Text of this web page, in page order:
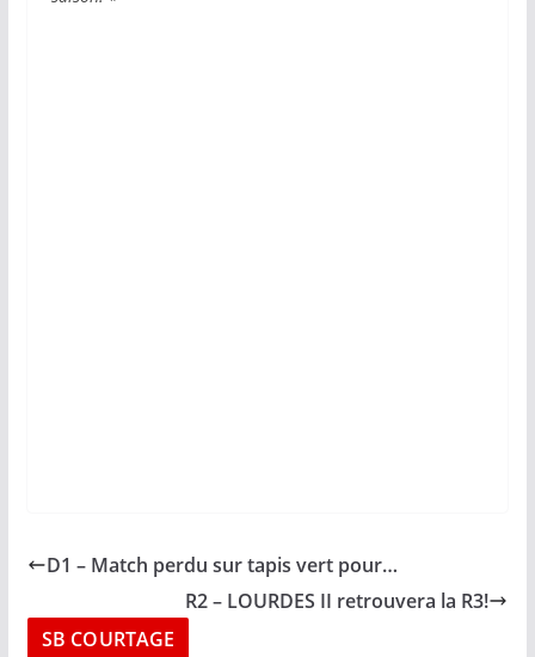
D1 – Match perdu sur tapis vert pour…
R2 – LOURDES II retrouvera la R3!
SB COURTAGE